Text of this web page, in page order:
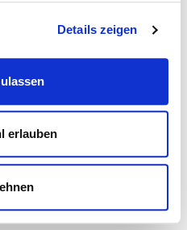
Details zeigen
erlauben